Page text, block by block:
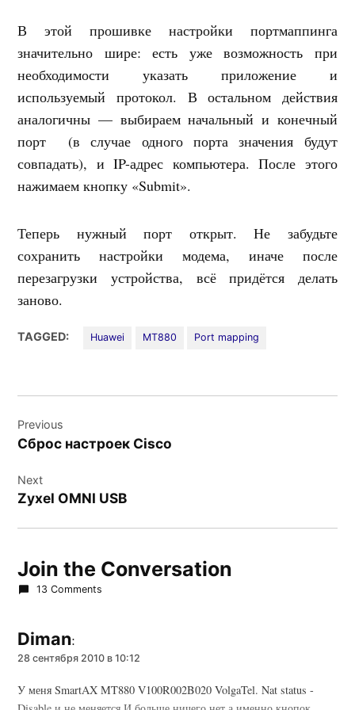
В этой прошивке настройки портмаппинга
значительно шире: есть уже возможность при
необходимости указать приложение и
используемый протокол. В остальном действия
аналогичны — выбираем начальный и конечный
порт (в случае одного порта значения будут
совпадать), и IP-адрес компьютера. После этого
нажимаем кнопку «Submit».
Теперь нужный порт открыт. Не забудьте
сохранить настройки модема, иначе после
перезагрузки устройства, всё придётся делать
заново.
TAGGED: Huawei MT880 Port mapping
по
записям
Previous
Сброс настроек Cisco
Next
Zyxel OMNI USB
Join the Conversation
13 Comments
Diman:
28 сентября 2010 в 10:12
У меня SmartAX MT880 V100R002B020 VolgaTel. Nat status -